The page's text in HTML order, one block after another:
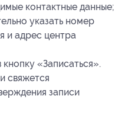
контактные данные;
указать номер
и адрес центра
«Записаться».
свяжется
записи